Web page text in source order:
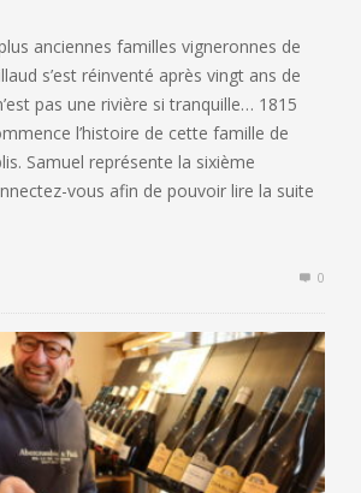
anciennes familles vigneronnes de
s’est réinventé après vingt ans de
pas une rivière si tranquille… 1815
l’histoire de cette famille de
Samuel représente la sixième
vous afin de pouvoir lire la suite
0